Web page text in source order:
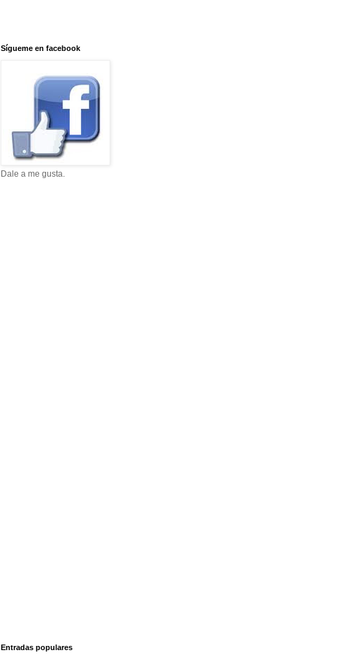
Sígueme en facebook
Dale a me gusta.
Entradas populares